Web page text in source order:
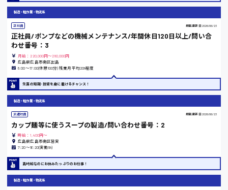
熊本県
東京都
島根県
香川県
時給1300円〜
時給1100円〜
製造・軽作業・物流系
正社員 掲載更新日 2026/06/23
正社員/ポンプなどの機械メンテナンス/年間休日120日以上/問い合
わせ番号：3
月給：220,000円～280,000円
広島県広島市南区出島
8:00〜17:00(休憩100分) 残業月平均20h程度
生涯の知識･技術を身に着けるチャンス！
製造・軽作業・物流系
派遣社員 掲載更新日 2026/06/23
カップ麺等に使うスープの製造/問い合わせ番号：2
時給：1,400円～
広島県広島市南区皆実
7:20〜16:20(実働8h)
高時給なのにお休みたっぷりのお仕事！
製造・軽作業・物流系